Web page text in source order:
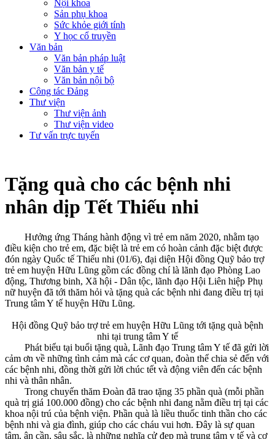
Nội khoa
Sản phụ khoa
Sức khỏe giới tính
Y học cổ truyền
Văn bản
Văn bản pháp luật
Văn bản y tế
Văn bản nội bộ
Công tác Đảng
Thư viện
Thư viện ảnh
Thư viện video
Tư vấn trực tuyến
Tặng quà cho các bệnh nhi
nhân dịp Tết Thiếu nhi
Hưởng ứng Tháng hành động vì trẻ em năm 2020, nhằm tạo
điều kiện cho trẻ em, đặc biệt là trẻ em có hoàn cảnh đặc biệt được
đón ngày Quốc tế Thiếu nhi (01/6), đại diện Hội đồng Quỹ bảo trợ
trẻ em huyện Hữu Lũng gồm các đồng chí là lãnh đạo Phòng Lao
động, Thương binh, Xã hội - Dân tộc, lãnh đạo Hội Liên hiệp Phụ
nữ huyện đã tới thăm hỏi và tặng quà các bệnh nhi đang điều trị tại
Trung tâm Y tế huyện Hữu Lũng.
Hội đồng Quỹ bảo trợ trẻ em huyện Hữu Lũng tới tặng quà bệnh
nhi tại trung tâm Y tế
Phát biểu tại buổi tặng quà, Lãnh đạo Trung tâm Y tế đã gửi lời
cảm ơn về những tình cảm mà các cơ quan, đoàn thể chia sẻ đến với
các bệnh nhi, đồng thời gửi lời chúc tết và động viên đến các bệnh
nhi và thân nhân.
Trong chuyến thăm Đoàn đã trao tặng 35 phần quà (mỗi phần
quà trị giá 100.000 đồng) cho các bệnh nhi đang nằm điều trị tại các
khoa nội trú của bệnh viện. Phần quà là liều thuốc tinh thần cho các
bệnh nhi và gia đình, giúp cho các cháu vui hơn. Đây là sự quan
tâm, ân cần, sâu sắc, là những nghĩa cử đẹp mà trung tâm y tế và cơ